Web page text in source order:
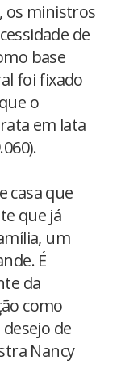
os ministros
de
base
foi fixado
o
em lata
casa que
que já
um
É
da
como
de
Nancy